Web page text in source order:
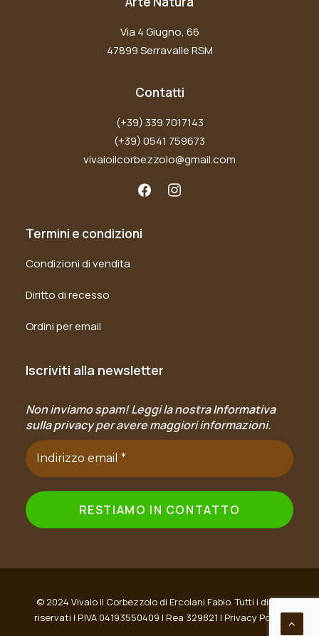
Via 4 Giugno, 66
47899 Serravalle RSM
Contatti
(+39) 339 7017143
(+39) 0541 759673
vivaioilcorbezzolo@gmail.com
Termini e condizioni
Condizioni di vendita
Diritto di recesso
Ordini per email
Iscriviti alla newsletter
Non inviamo spam! Leggi la nostraInformativa
sulla privacyper avere maggiori informazioni.
© 2024 Vivaio il Corbezzolo di Ercolani Fabio. Tutti i diritti
riservati | P.IVA 04193550409 | Rea 329821 | Privacy Policy